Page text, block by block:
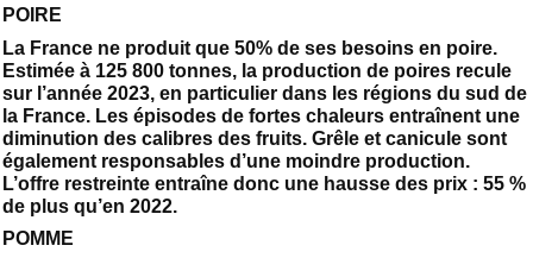
POIRE
La France ne produit que 50% de ses besoins en poire.
Estimée à 125 800 tonnes, la production de poires recule
sur l’année 2023, en particulier dans les régions du sud de
la France. Les épisodes de fortes chaleurs entraînent une
diminution des calibres des fruits. Grêle et canicule sont
également responsables d’une moindre production.
L’offre restreinte entraîne donc une hausse des prix : 55 %
de plus qu’en 2022.
POMME